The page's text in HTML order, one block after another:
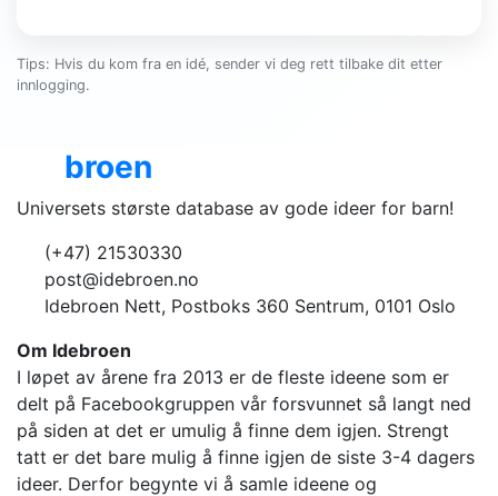
Tips: Hvis du kom fra en idé, sender vi deg rett tilbake dit etter
innlogging.
broen
Universets største database av gode ideer for barn!
(+47) 21530330
post@idebroen.no
Idebroen Nett, Postboks 360 Sentrum, 0101 Oslo
Om Idebroen
I løpet av årene fra 2013 er de fleste ideene som er
delt på Facebookgruppen vår forsvunnet så langt ned
på siden at det er umulig å finne dem igjen. Strengt
tatt er det bare mulig å finne igjen de siste 3-4 dagers
ideer. Derfor begynte vi å samle ideene og